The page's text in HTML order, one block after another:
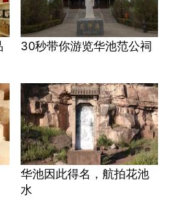
30秒带你游览华池范公祠
华池因此得名，航拍花池
水